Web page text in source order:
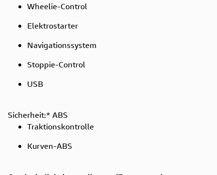
Wheelie-Control
Elektrostarter
Navigationssystem
Stoppie-Control
USB
Sicherheit:* ABS
Traktionskontrolle
Kurven-ABS